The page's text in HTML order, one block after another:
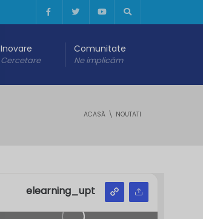
Inovare
Cercetare
Comunitate
Ne implicăm
ACASĂ NOUTATI
elearning_upt